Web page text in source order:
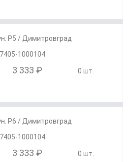
Р5 / Димитровград
7405-1000104
3 333 ₽ 0 шт.
Р6 / Димитровград
7405-1000104
3 333 ₽ 0 шт.